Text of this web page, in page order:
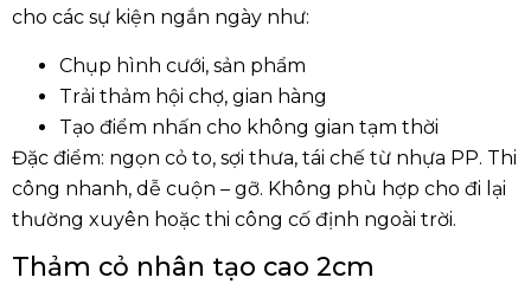
cho các sự kiện ngắn ngày như:
Chụp hình cưới, sản phẩm
Trải thảm hội chợ, gian hàng
Tạo điểm nhấn cho không gian tạm thời
Đặc điểm: ngọn cỏ to, sợi thưa, tái chế từ nhựa PP. Thi
công nhanh, dễ cuộn – gỡ. Không phù hợp cho đi lại
thường xuyên hoặc thi công cố định ngoài trời.
Thảm cỏ nhân tạo cao 2cm